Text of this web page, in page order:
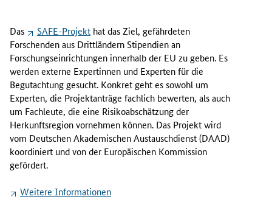
a
s
S
A
F
E
-
P
r
o
j
e
Das SAFE-Projekt hat das Ziel, gefährdeten
Forschenden aus Drittländern Stipendien an
Forschungseinrichtungen innerhalb der EU zu geben. Es
werden externe Expertinnen und Experten für die
Begutachtung gesucht. Konkret geht es sowohl um
Experten, die Projektanträge fachlich bewerten, als auch
um Fachleute, die eine Risikoabschätzung der
Herkunftsregion vornehmen können. Das Projekt wird
vom Deutschen Akademischen Austauschdienst (DAAD)
koordiniert und von der Europäischen Kommission
gefördert.
Weitere Informationen